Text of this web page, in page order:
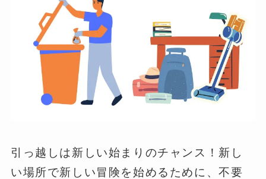
引っ越しは新しい始まりのチャンス！新し
い場所で新しい冒険を始めるために、不要